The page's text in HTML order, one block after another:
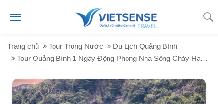
Trang chủ Tour Trong Nước
Du Lịch Quảng Bình
Tour Quảng Bình 1 Ngày Động Phong Nha Sông Chày Hang Tối